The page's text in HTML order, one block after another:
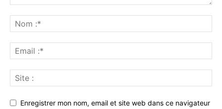
Enregistrer mon nom, email et site web dans ce navigateur